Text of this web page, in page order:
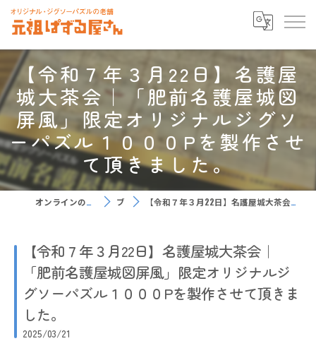
【令和７年３月22日】名護屋
城大茶会｜「肥前名護屋城図
屏風」限定オリジナルジグソ
ーパズル１０００Pを製作させ
て頂きました。
オンラインのジグソーパズルなら元祖ぱずる屋さん ブログ 【令和７年３月22日】名護屋城大茶会｜「肥前名護屋城図屏風」限定オリジナルジグソーパズル１０００Pを製作させて頂きました。
【令和７年３月22日】名護屋城大茶会｜
「肥前名護屋城図屏風」限定オリジナルジ
グソーパズル１０００Pを製作させて頂きま
した。
2025/03/21